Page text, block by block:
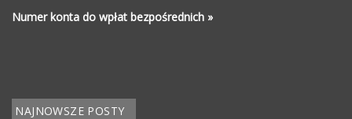
Numer konta do wpłat bezpośrednich »
NAJNOWSZE POSTY